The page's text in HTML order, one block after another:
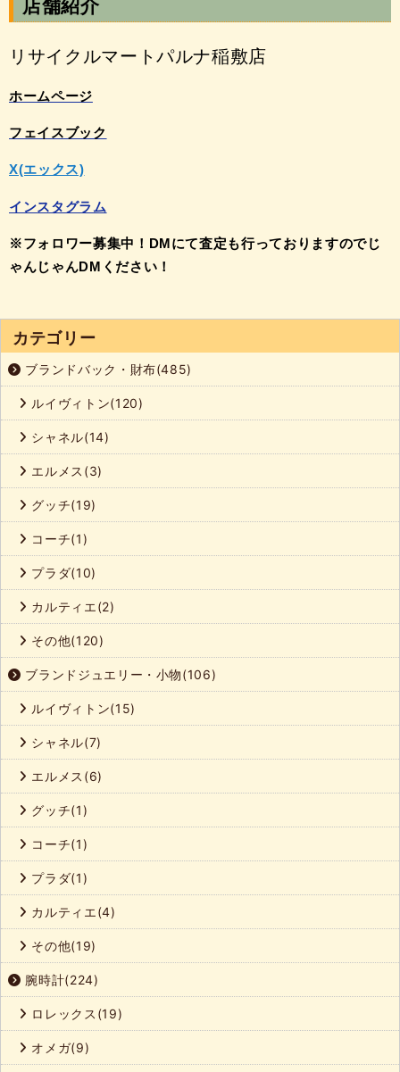
リサイクルマートパルナ稲敷店
ホームページ
フェイスブック
X(エックス)
インスタグラム
※フォロワー募集中！DMにて査定も行っておりますのでじ
ゃんじゃんDMください！
カテゴリー
ブランドバック・財布(485)
ルイヴィトン(120)
シャネル(14)
エルメス(3)
グッチ(19)
コーチ(1)
プラダ(10)
カルティエ(2)
その他(120)
ブランドジュエリー・小物(106)
ルイヴィトン(15)
シャネル(7)
エルメス(6)
グッチ(1)
コーチ(1)
プラダ(1)
カルティエ(4)
その他(19)
腕時計(224)
ロレックス(19)
オメガ(9)